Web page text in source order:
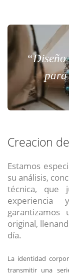
para
Creacion
Estamos
su análisis,
técnica,
experiencia
original,
día.
La identidad
transmitir una